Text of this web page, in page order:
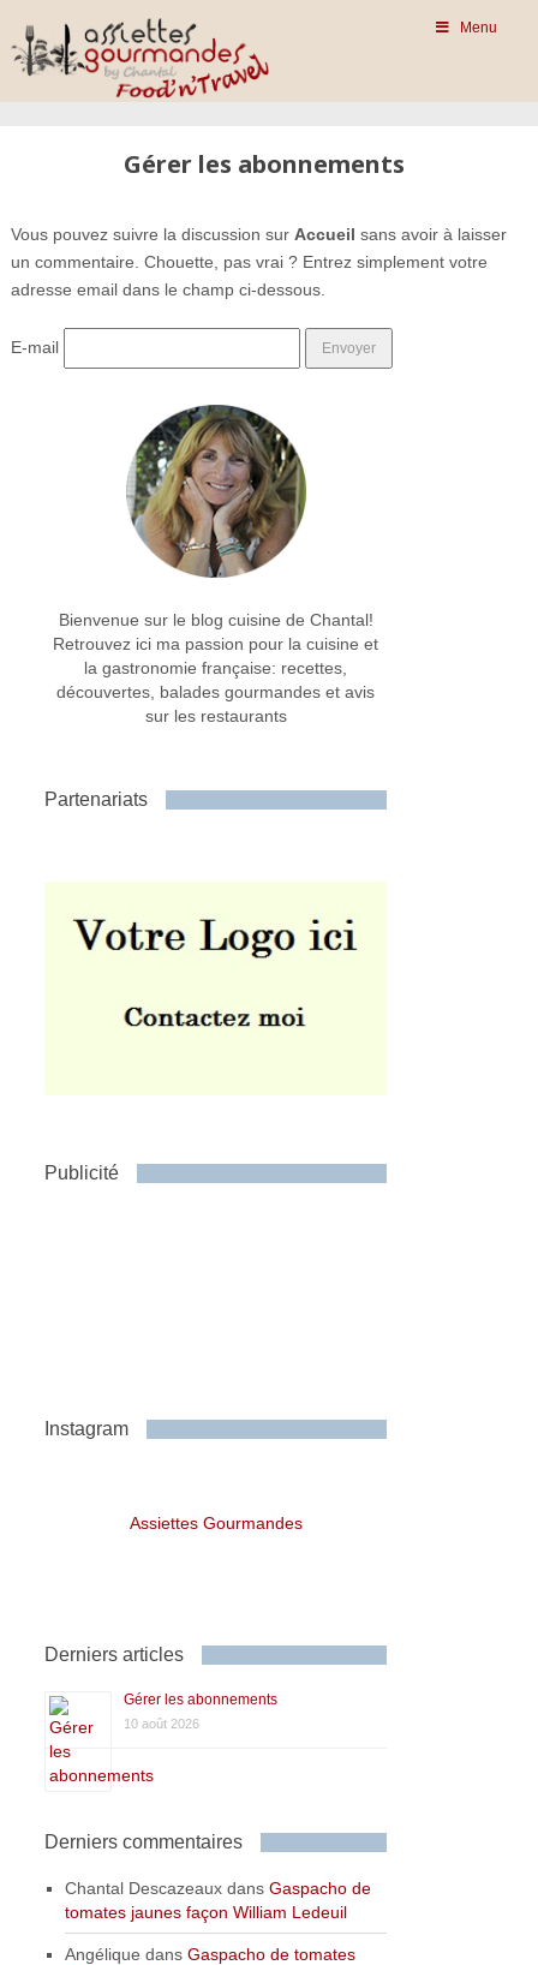
Menu
Gérer les abonnements
Vous pouvez suivre la discussion sur Accueil sans avoir à laisser
un commentaire. Chouette, pas vrai ? Entrez simplement votre
adresse email dans le champ ci-dessous.
E-mail
Bienvenue sur le blog cuisine de Chantal!
Retrouvez ici ma passion pour la cuisine et
la gastronomie française: recettes,
découvertes, balades gourmandes et avis
sur les restaurants
Partenariats
Publicité
Instagram
Assiettes Gourmandes
Derniers articles
Gérer les abonnements
10 août 2026
Derniers commentaires
Chantal Descazeaux dansGaspacho de
tomates jaunes façon William Ledeuil
Angélique dansGaspacho de tomates